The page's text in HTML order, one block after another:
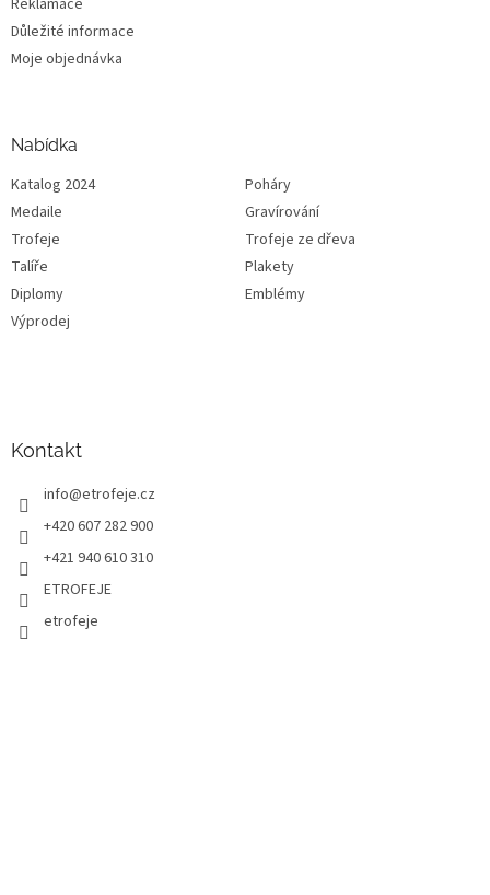
Důležité informace
Moje objednávka
Nabídka
Katalog 2024
Poháry
Medaile
Gravírování
Trofeje
Trofeje ze dřeva
Talíře
Plakety
Diplomy
Emblémy
Výprodej
Kontakt
info@etrofeje.cz
+420 607 282 900
+421 940 610 310
ETROFEJE
etrofeje